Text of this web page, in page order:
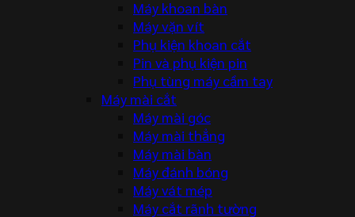
Máy khoan bàn
Máy vặn vít
Phụ kiện khoan cắt
Pin và phụ kiện pin
Phụ tùng máy cầm tay
Máy mài cắt
Máy mài góc
Máy mài thẳng
Máy mài bàn
Máy đánh bóng
Máy vát mép
Máy cắt rãnh tường